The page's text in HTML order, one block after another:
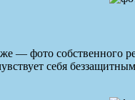
— фото собственного
себя